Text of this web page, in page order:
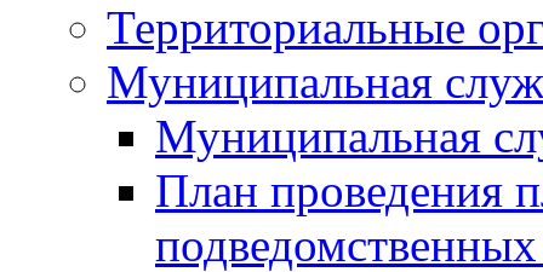
Территориальные
Муниципальная
Муниципальная
План проведения